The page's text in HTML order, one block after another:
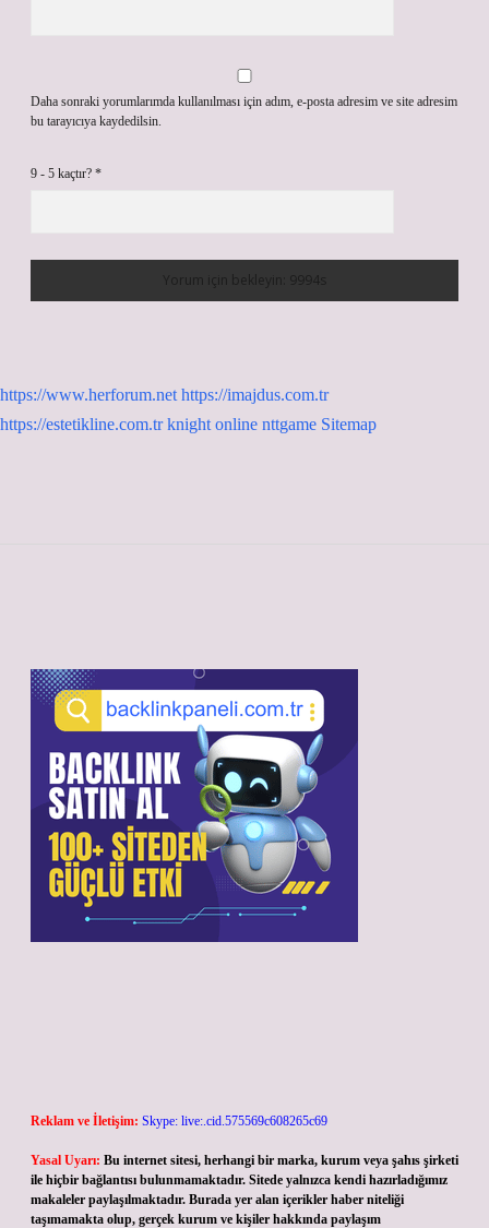
Daha sonraki yorumlarımda kullanılması için adım, e-posta adresim ve site adresim
bu tarayıcıya kaydedilsin.
9 - 5 kaçtır? *
https://www.herforum.net https://imajdus.com.tr
https://estetikline.com.tr knight online nttgame Sitemap
Reklam ve İletişim: Skype: live:.cid.575569c608265c69
Yasal Uyarı: Bu internet sitesi, herhangi bir marka, kurum veya şahıs şirketi
ile hiçbir bağlantısı bulunmamaktadır. Sitede yalnızca kendi hazırladığımız
makaleler paylaşılmaktadır. Burada yer alan içerikler haber niteliği
taşımamakta olup, gerçek kurum ve kişiler hakkında paylaşım